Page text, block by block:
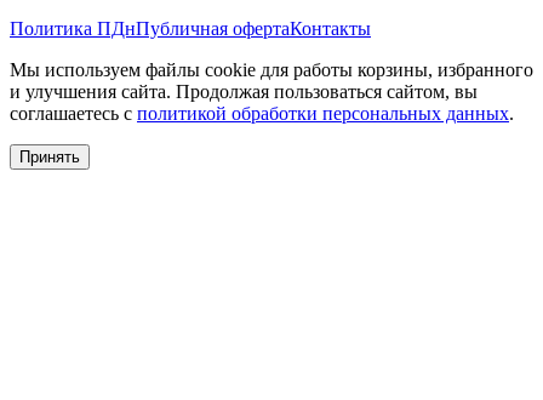
Политика ПДнПубличная офертаКонтакты
Мы используем файлы cookie для работы корзины, избранного
и улучшения сайта. Продолжая пользоваться сайтом, вы
соглашаетесь с политикой обработки персональных данных.
Принять